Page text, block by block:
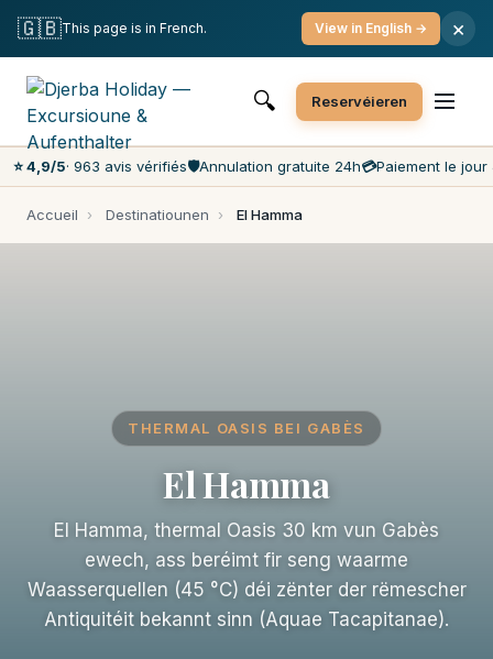
Gratis Annulléierung
Bezuelung um Dag J
Déi méi gutt Präisser um Maart
Clientsservice 7 Deeg d'Woch
🔍 Reservéieren
⭐ 4,9/5· 963 avis vérifiés🛡️Annulation gratuite 24h💳Paiement le jour
Accueil › Destinatiounen › El Hamma
THERMAL OASIS BEI GABÈS
El Hamma
El Hamma, thermal Oasis 30 km vun Gabès
ewech, ass beréimt fir seng waarme
Waasserquellen (45 °C) déi zënter der rëmescher
Antiquitéit bekannt sinn (Aquae Tacapitanae).
🇬🇧This page is in French. View in English → ×